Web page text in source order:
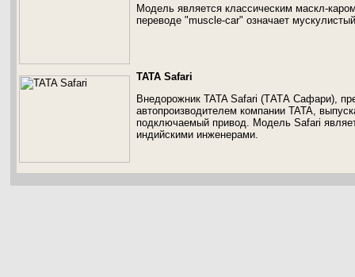
Модель является классическим маскл-
переводе "muscle-car" означает
TATA Safari
Внедорожник TATA Safari (ТАТА Сафари),
автопроизводителем компании TATA,
подключаемый привод. Модель Safari
индийскими инженерами.